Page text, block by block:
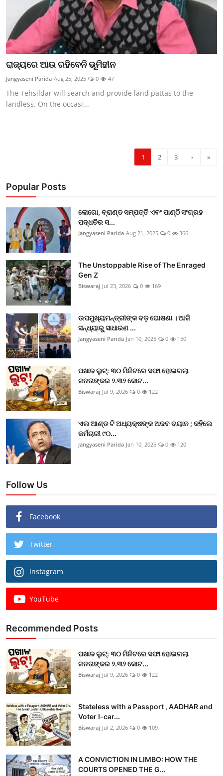
ରାଜ୍ୟରେ ଆଉ ରହିବେନି ଭୂମିହୀନ
Jangyaseni Parida Aug 25, 2025 0 47
The Tehsildar will search and provide land pattas to the
landless. On the occasi...
1 2 3 › »
Popular Posts
ଲୋଗୋ, ବ୍ରାଣ୍ଡ ସମ୍ପତ୍ତି ଏବଂ ପାଣ୍ଠି ସଂଗ୍ରହ
ପଦ୍ଧତିର ସ...
Jangyaseni Parida Aug 21, 2025 0 366
The Unstoppable Rise of The Enraged
Gen Z
Biswaraj Jul 23, 2026 0 169
ଉପମୁଖ୍ୟମନ୍ତ୍ରୀଙ୍କ ବଡ଼ ଘୋଷଣା । ଆଜି
ସନ୍ଧ୍ୟାରୁ ସାଧାରଣ ...
Jangyaseni Parida Jan 10, 2025 0 150
ପଖାଳ ଲୁଟ୍: ୩୦ ମିନିଟରେ ସଫା ହୋଇଗଲା
ଜନତାଙ୍କର ୨.୩୨ କୋଟ...
Biswaraj Jul 9, 2026 0 122
ଏଲ ଆଣ୍ଡ ଟି ଅଧ୍ୟକ୍ଷଙ୍କ ଅଜବ ବୟାନ ; କହିଲେ
କର୍ମଚାରୀ ୯୦...
Jangyaseni Parida Jan 10, 2025 0 120
Follow Us
Facebook
Twitter
Instagram
YouTube
Recommended Posts
ପଖାଳ ଲୁଟ୍: ୩୦ ମିନିଟରେ ସଫା ହୋଇଗଲା
ଜନତାଙ୍କର ୨.୩୨ କୋଟ...
Biswaraj Jul 9, 2026 0 122
Stateless with a Passport , AADHAR and
Voter I-car...
Biswaraj Jul 2, 2026 0 109
A CONVICTION IN LIMBO: HOW THE
COURTS OPENED THE G...